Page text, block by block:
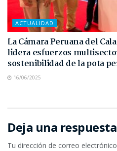
ACTUALIDAD
La Cámara Peruana del
lidera esfuerzos
sostenibilidad de la pota
16/06/2025
Deja una respuesta
Tu dirección de correo